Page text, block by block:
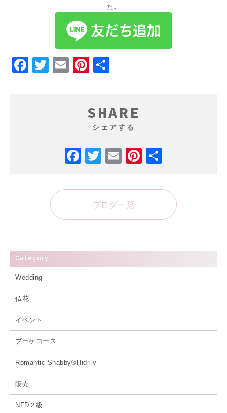
た。
Facebook
Twitter
EmailPinterest
SHARE
シェアする
Facebook
Twitter
EmailPinterest
ブログ一覧
Category
Wedding
仏花
イベント
ブーケコース
Romantic Shabby®Hidrily
販売
NFD２級